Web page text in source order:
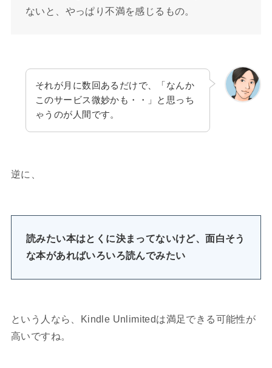
ないと、やっぱり不満を感じるもの。
それが月に数回あるだけで、「なんか
このサービス微妙かも・・」と思っち
ゃうのが人間です。
逆に、
読みたい本はとくに決まってないけど、面白そう
な本があればいろいろ読んでみたい
という人なら、Kindle Unlimitedは満足できる可能性が
高いですね。